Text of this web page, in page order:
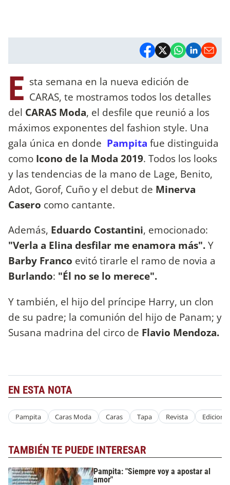
E sta semana en la nueva edición de
CARAS, te mostramos todos los detalles
del CARAS Moda, el desfile que reunió a los
máximos exponentes del fashion style. Una
gala única en donde Pampita fue distinguida
como Icono de la Moda 2019. Todos los looks
y las tendencias de la mano de Lage, Benito,
Adot, Gorof, Cuño y el debut de Minerva
Casero como cantante.
Además, Eduardo Costantini, emocionado:
"Verla a Elina desfilar me enamora más".Y
Barby Franco evitó tirarle el ramo de novia a
Burlando: "Él no se lo merece".
Y también, el hijo del príncipe Harry, un clon
de su padre; la comunión del hijo de Panam; y
Susana madrina del circo de Flavio Mendoza.
EN ESTA NOTA
Pampita Caras Moda Caras Tapa Revista Edicion
TAMBIÉN TE PUEDE INTERESAR
Pampita: "Siempre voy a apostar al
amor"